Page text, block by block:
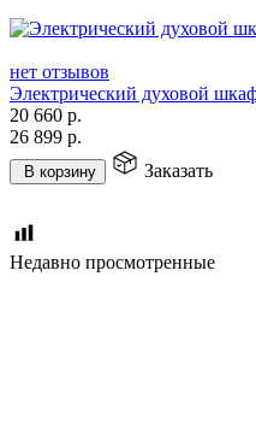
нет отзывов
Электрический духовой
20 660 р.
26 899 р.
В корзину Заказать
Недавно просмотренные